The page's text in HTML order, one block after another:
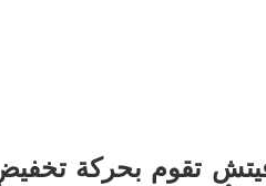
تقوم بحركة تخفيض